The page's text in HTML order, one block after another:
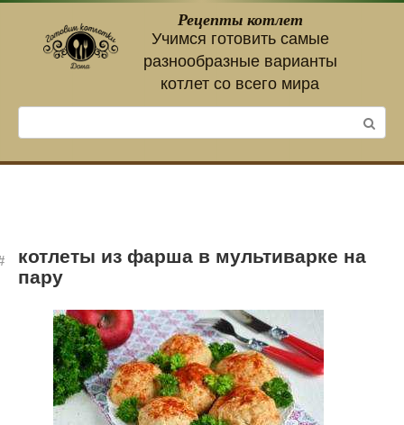
контенту
Рецепты котлет
Учимся готовить самые
разнообразные варианты
котлет со всего мира
котлеты из фарша в мультиварке на
пару